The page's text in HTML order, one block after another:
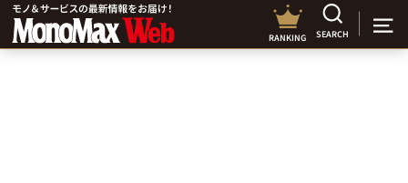
RANKING SEARCH